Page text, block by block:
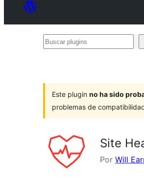
Buscar
Este plugin no ha sido
problemas de
Site
Por Will